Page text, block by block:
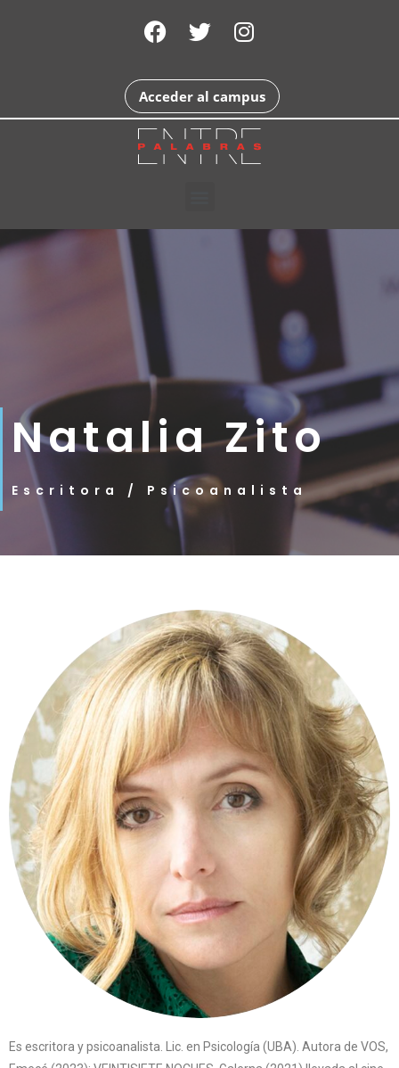
Acceder al campus
Natalia Zito
Escritora / Psicoanalista
Es escritora y psicoanalista. Lic. en Psicología (UBA). Autora de VOS,